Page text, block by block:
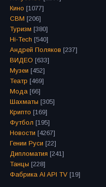
Кино [1077]
СВМ [206]
Туризм [380]
Hi-Tech [540]
Андрей Поляков [237]
ВИДЕО [633]
Музеи [452]
Театр [469]
Мода [66]
Шахматы [305]
Крипто [169]
Футбол [195]
Новости [4267]
Гении Руси [22]
Дипломатия [241]
Танцы [228]
Фабрика AI API TV [19]